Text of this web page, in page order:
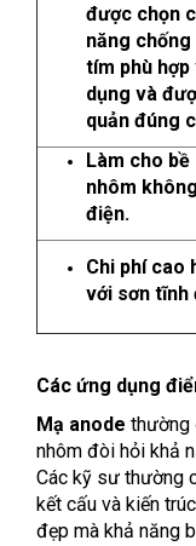
được chọn
năng
tím phù hợp
dụng và
quản đúng
Làm cho bề
nhôm
điện.
Chi phí cao
với sơn tĩnh
Các ứng dụng
Mạ anode thường
nhôm đòi hỏi khả
Các kỹ sư thường
kết cấu và kiến
đẹp mà khả năng